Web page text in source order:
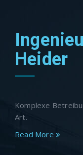
Heider
Komplexe
Art.
Read More